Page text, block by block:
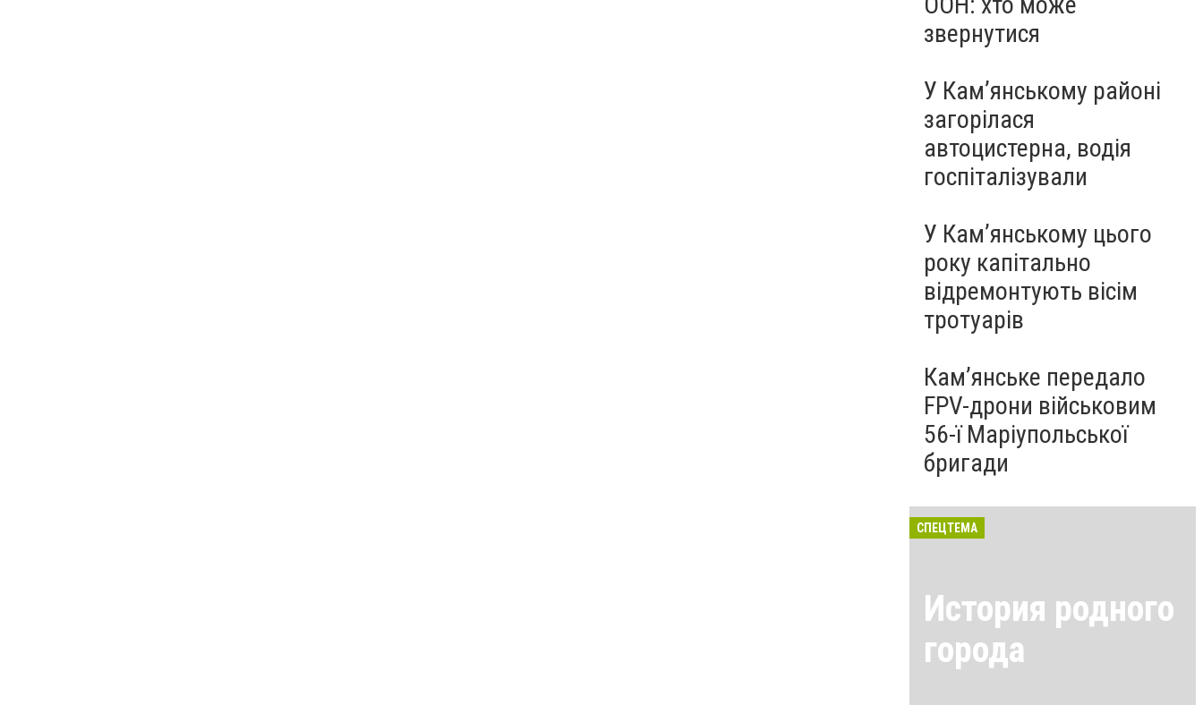
звернутися
У Кам’янському районі
загорілася
автоцистерна, водія
госпіталізували
У Кам’янському цього
року капітально
відремонтують вісім
тротуарів
Кам’янське передало
FPV-дрони військовим
56-ї Маріупольської
бригади
СПЕЦТЕМА
История родного
города